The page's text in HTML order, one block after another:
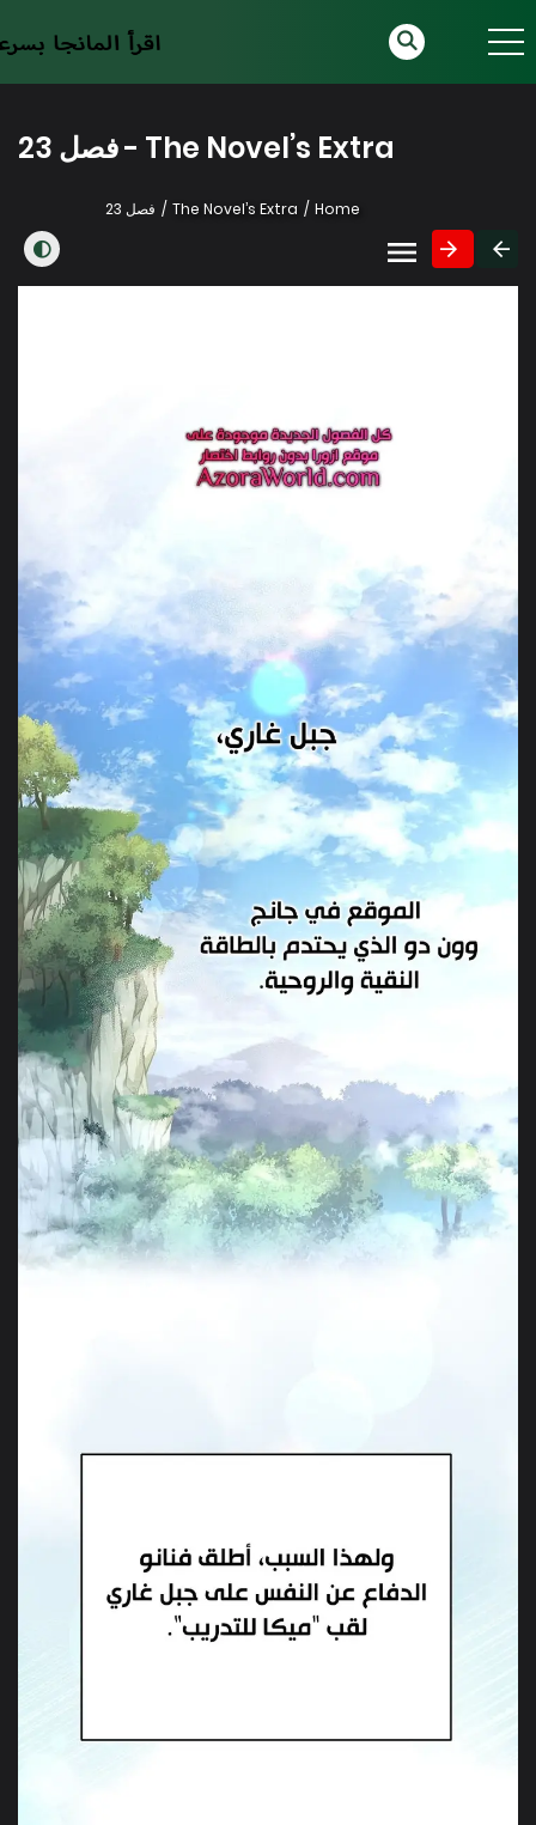
The Novel’s Extra - فصل 23
Home
The Novel’s Extra فصل 23